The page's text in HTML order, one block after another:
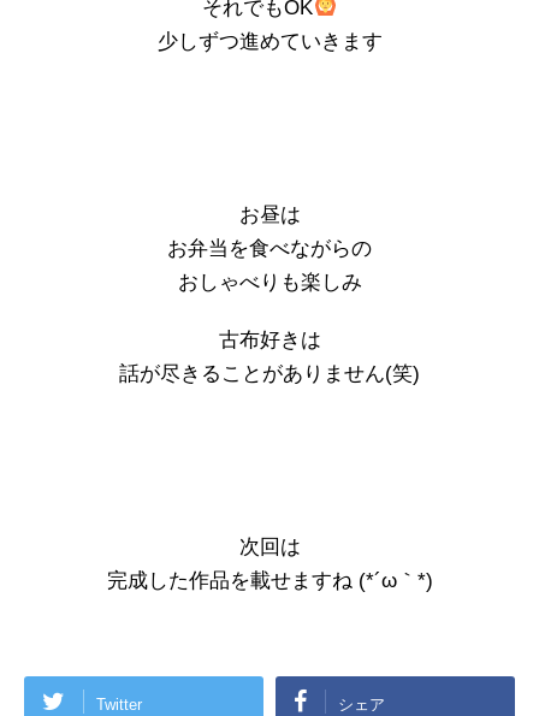
それでもOK
少しずつ進めていきます
お昼は
お弁当を食べながらの
おしゃべりも楽しみ
古布好きは
話が尽きることがありません(笑)
次回は
完成した作品を載せますね (*´ω｀*)
Twitter シェア